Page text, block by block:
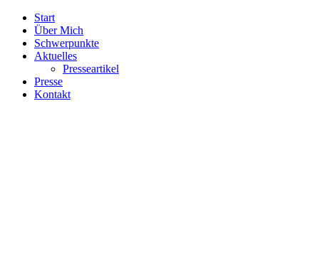
Start
Über Mich
Schwerpunkte
Aktuelles
Presseartikel
Presse
Kontakt